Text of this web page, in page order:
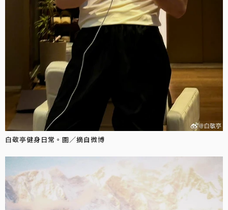
白敬亭健身日常。圖／摘自微博